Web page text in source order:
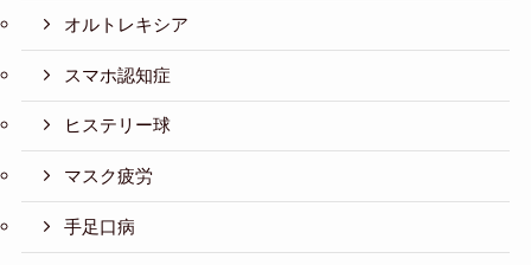
オルトレキシア
スマホ認知症
ヒステリー球
マスク疲労
手足口病